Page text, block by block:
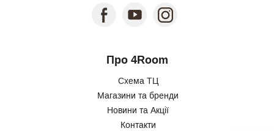
Про 4Room
Схема ТЦ
Магазини та бренди
Новини та Акції
Контакти